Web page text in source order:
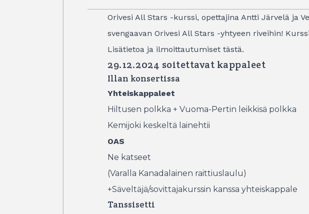
Orivesi All Stars -kurssi, opettajina Antti Järvelä ja
svengaavan Orivesi All Stars -yhtyeen riveihin!
Lisätietoa ja ilmoittautumiset tästä.
29.12.2024 soitettavat kappaleet
Illan konsertissa
Yhteiskappaleet
Hiltusen polkka + Vuoma-Pertin leikkisä polkka
Kemijoki keskeltä lainehtii
OAS
Ne katseet
(Varalla Kanadalainen raittiuslaulu)
+Säveltäjä/sovittajakurssin kanssa yhteiskappale
Tanssisetti